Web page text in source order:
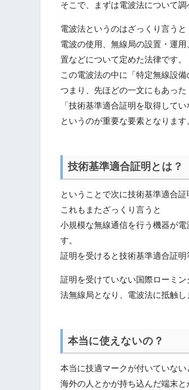
そこで、まずは電波法について調
電波法というのはざっくり言うと
電波の使用、無線局の設置・運
置などについて定めた法律です。
この電波法の中に「特定無線設
つまり、先ほどの一文にもあった
「技術基準適合証明を取得してい
というのが重要な要素となります
技術基準適合証明とは？
ということで次に技術基準適合
これもまたざっくり言うと
小規模な無線通信を行う機器が
す。
証明を受けると技術基準適合証
証明を受けていない国際ローミ
法無線局となり、電波法に抵触し
本当に使えないの？
本当に技適マークが付いていない
海外の人とかが持ち込んだ端末